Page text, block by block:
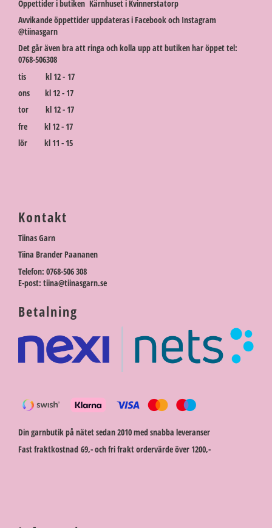
Öppettider i butiken Kärnhuset i Kvinnerstatorp
Avvikande öppettider uppdateras i Facebook och Instagram
@tiinasgarn
Det går även bra att ringa och kolla upp att butiken har öppet tel:
0768-506308
tis kl 12 - 17
ons kl 12 - 17
tor kl 12 - 17
fre kl 12 - 17
lör kl 11 - 15
Kontakt
Tiinas Garn
Tiina Brander Paananen
Telefon: 0768-506 308
E-post: tiina@tiinasgarn.se
Betalning
Din garnbutik på nätet sedan 2010 med snabba leveranser
Fast fraktkostnad 69,- och fri frakt ordervärde över 1200,-